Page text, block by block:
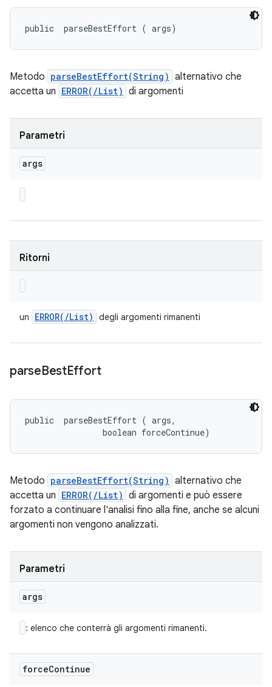
public parseBestEffort ( args)
Metodo parseBestEffort(String) alternativo che
accetta un ERROR(/List) di argomenti
Parametri
args
Ritorni
un ERROR( /List) degli argomenti rimanenti
parseBestEffort
public parseBestEffort ( args,
                boolean forceContinue)
Metodo parseBestEffort(String) alternativo che
accetta un ERROR(/List) di argomenti e può essere
forzato a continuare l'analisi fino alla fine, anche se alcuni
argomenti non vengono analizzati.
Parametri
args
: elenco che conterrà gli argomenti rimanenti.
forceContinue